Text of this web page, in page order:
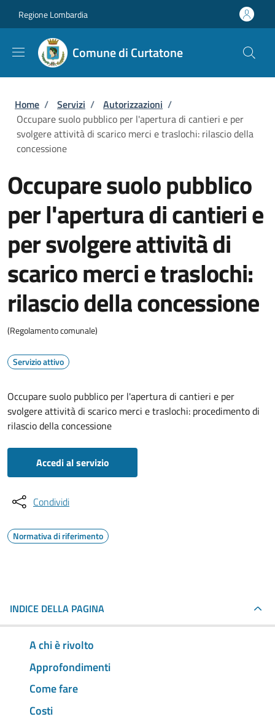
Regione Lombardia
Comune di Curtatone
Briciole di pane
Home / Servizi / Autorizzazioni /
Occupare suolo pubblico per l'apertura di cantieri e per
svolgere attività di scarico merci e traslochi: rilascio della
concessione
Occupare suolo pubblico
per l'apertura di cantieri e
per svolgere attività di
scarico merci e traslochi:
rilascio della concessione
(Regolamento comunale)
Servizio attivo
Occupare suolo pubblico per l'apertura di cantieri e per
svolgere attività di scarico merci e traslochi: procedimento di
rilascio della concessione
Accedi al servizio
Condividi
Normativa di riferimento
INDICE DELLA PAGINA
A chi è rivolto
Approfondimenti
Come fare
Costi